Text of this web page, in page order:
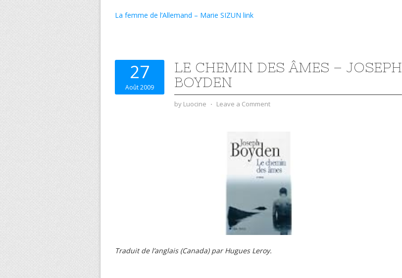
La femme de l’Allemand – Marie SIZUN link
27
Août 2009
LE CHEMIN DES ÂMES – JOSEPH
BOYDEN
by Luocine ⋅ Leave a Comment
Traduit de l’anglais (Canada) par Hugues Leroy.